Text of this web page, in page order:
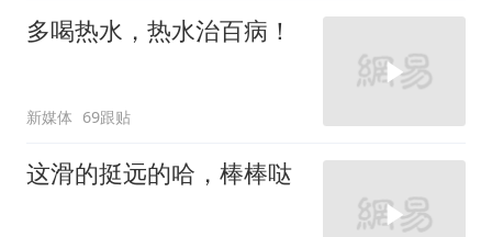
多喝热水，热水治百病！
新媒体 69跟贴
这滑的挺远的哈，棒棒哒